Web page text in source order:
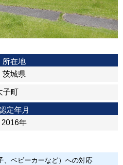
所在地
茨城県
子町
定年月
2016年
、ベビーカーなど）への対応